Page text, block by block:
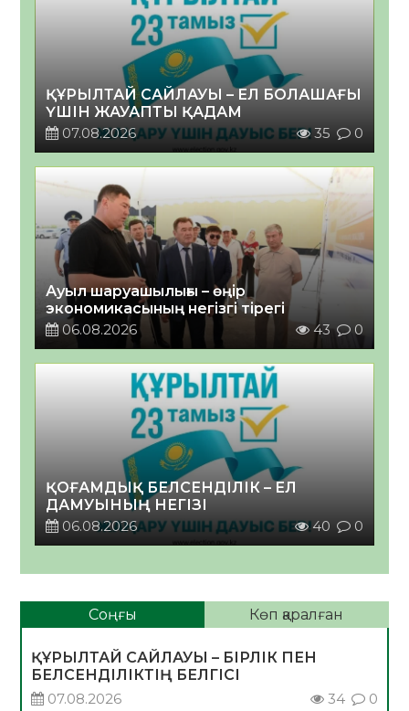
ҚҰРЫЛТАЙ САЙЛАУЫ – ЕЛ БОЛАШАҒЫ
ҮШІН ЖАУАПТЫ ҚАДАМ
07.08.2026
35 0
Ауыл шаруашылығы – өңір
экономикасының негізгі тірегі
06.08.2026
43 0
ҚОҒАМДЫҚ БЕЛСЕНДІЛІК – ЕЛ
ДАМУЫНЫҢ НЕГІЗІ
06.08.2026
40 0
Соңғы Көп қаралған
ҚҰРЫЛТАЙ САЙЛАУЫ – БІРЛІК ПЕН
БЕЛСЕНДІЛІКТІҢ БЕЛГІСІ
07.08.2026
34 0